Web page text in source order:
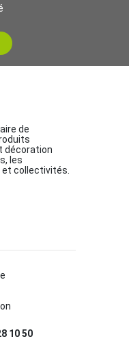
de
décoration
les
collectivités.
10 50